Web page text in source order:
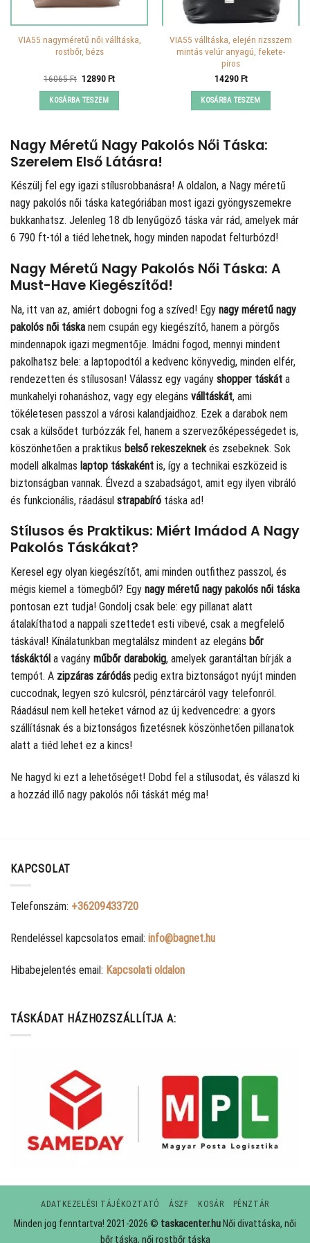
VIA55 nagyméretű női válltáska,
rostbőr, bézs
16065Ft Original
was:
16065 Ft.
12890FtCurrent
KOSÁRBA TESZEM
VIA55 válltáska, elején rizsszem
mintás velúr anyagú, fekete-
piros
14290Ft
KOSÁRBA TESZEM
Nagy Méretű Nagy Pakolós Női Táska:
Szerelem Első Látásra!
Készülj fel egy igazi stílusrobbanásra! A oldalon, a Nagy méretű
nagy pakolós női táska kategóriában most igazi gyöngyszemekre
bukkanhatsz. Jelenleg 18 db lenyűgöző táska vár rád, amelyek már
6 790 ft-tól a tiéd lehetnek, hogy minden napodat felturbózd!
Nagy Méretű Nagy Pakolós Női Táska: A
Must-Have Kiegészítőd!
Na, itt van az, amiért dobogni fog a szíved! Egy nagy méretű nagy
pakolós női táska nem csupán egy kiegészítő, hanem a pörgős
mindennapok igazi megmentője. Imádni fogod, mennyi mindent
pakolhatsz bele: a laptopodtól a kedvenc könyvedig, minden elfér,
rendezetten és stílusosan! Válassz egy vagány shopper táskát a
munkahelyi rohanáshoz, vagy egy elegáns válltáskát, ami
tökéletesen passzol a városi kalandjaidhoz. Ezek a darabok nem
csak a külsődet turbózzák fel, hanem a szervezőképességedet is,
köszönhetően a praktikus belső rekeszeknek és zsebeknek. Sok
modell alkalmas laptop táskaként is, így a technikai eszközeid is
biztonságban vannak. Élvezd a szabadságot, amit egy ilyen vibráló
és funkcionális, ráadásul strapabíró táska ad!
Stílusos és Praktikus: Miért Imádod A Nagy
Pakolós Táskákat?
Keresel egy olyan kiegészítőt, ami minden outfithez passzol, és
mégis kiemel a tömegből? Egy nagy méretű nagy pakolós női táska
pontosan ezt tudja! Gondolj csak bele: egy pillanat alatt
átalakíthatod a nappali szettedet esti vibevé, csak a megfelelő
táskával! Kínálatunkban megtalálsz mindent az elegáns bőr
táskáktól a vagány műbőr darabokig, amelyek garantáltan bírják a
tempót. A zipzáras záródás pedig extra biztonságot nyújt minden
cuccodnak, legyen szó kulcsról, pénztárcáról vagy telefonról.
Ráadásul nem kell heteket várnod az új kedvencedre: a gyors
szállításnak és a biztonságos fizetésnek köszönhetően pillanatok
alatt a tiéd lehet ez a kincs!
Ne hagyd ki ezt a lehetőséget! Dobd fel a stílusodat, és válaszd ki
a hozzád illő nagy pakolós női táskát még ma!
KAPCSOLAT
Telefonszám: +36209433720
Rendeléssel kapcsolatos email: info@bagnet.hu
Hibabejelentés email: Kapcsolati oldalon
TÁSKÁDAT HÁZHOZSZÁLLÍTJA A:
ADATKEZELÉSI TÁJÉKOZTATÓ ÁSZF KOSÁR PÉNZTÁR
Minden jog fenntartva! 2021-2026 © taskacenter.hu Női divattáska, női
bőr táska, női rostbőr táska